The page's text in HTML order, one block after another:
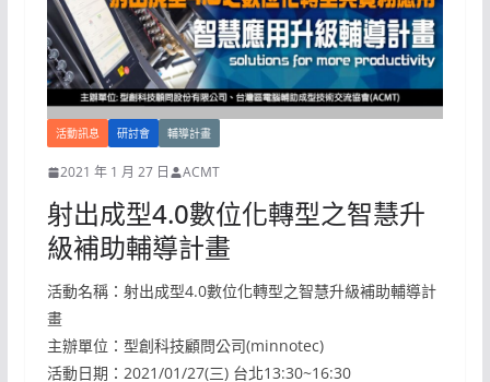
活動訊息 研討會 輔導計畫
2021 年 1 月 27 日 ACMT
射出成型4.0數位化轉型之智慧升
級補助輔導計畫
活動名稱：射出成型4.0數位化轉型之智慧升級補助輔導計
畫
主辦單位：型創科技顧問公司(minnotec)
活動日期：2021/01/27(三) 台北13:30~16:30